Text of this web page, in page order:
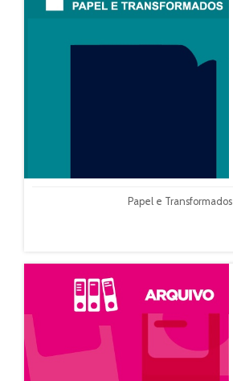
Papel e Transformados